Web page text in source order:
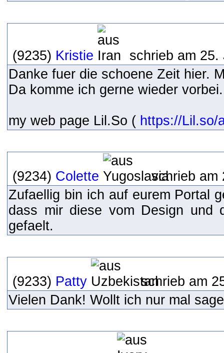
(9235) Kristie
schrieb am
Danke fuer die schoene Zeit hier.
Da komme ich gerne wieder vorbei.
my web page Lil.So ( https://Lil.so/
(9234) Colette
schrieb am
Zufaellig bin ich auf eurem Portal
dass mir diese vom Design und
gefaelt.
(9233) Patty
schrieb am
Vielen Dank! Wollt ich nur mal